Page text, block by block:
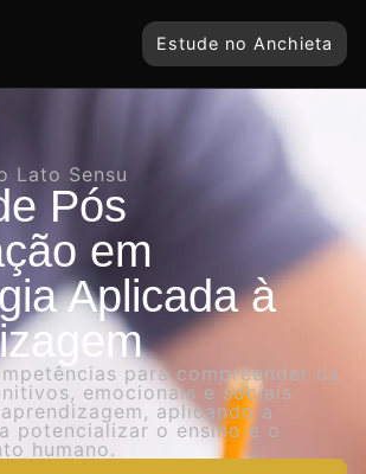
Estude no Anchieta
Lato Sensu
Pós
em
Aplicada à
para compreender os
emocionais e sociais
aplicando a
potencializar o ensino e o
humano.